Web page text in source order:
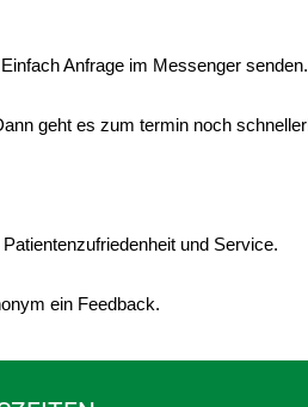
Anfrage im Messenger
geht es zum termin noch
und Service.
ein Feedback.